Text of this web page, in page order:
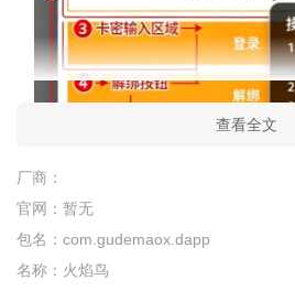
查看全文
厂商：
官网： 暂无
包名： com.gudemaox.dapp
名称： 火焰鸟